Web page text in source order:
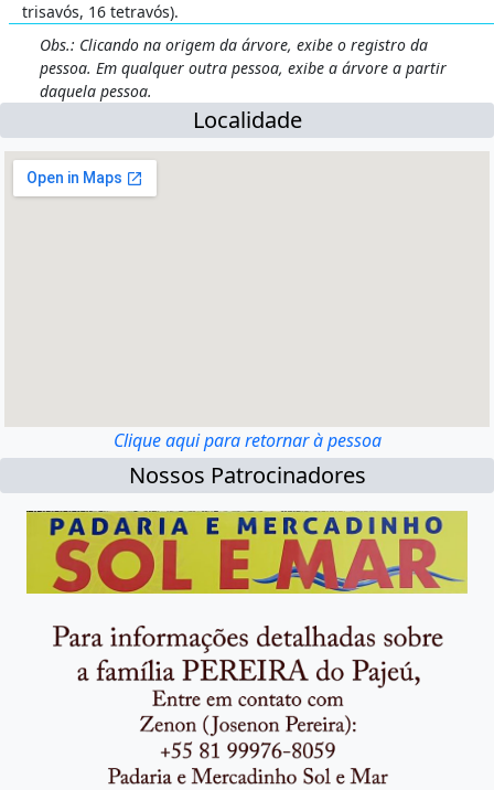
trisavós, 16 tetravós).
Obs.: Clicando na origem da árvore, exibe o registro da
pessoa. Em qualquer outra pessoa, exibe a árvore a partir
daquela pessoa.
Localidade
Clique aqui para retornar à pessoa
Nossos Patrocinadores